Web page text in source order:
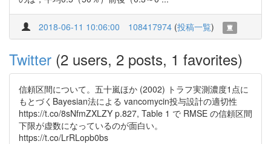
2018-06-11 10:06:00 108417974 (投稿一覧)
Twitter (2 users, 2 posts, 1 favorites)
信頼区間について。五十嵐ほか (2002) トラフ実測濃度1点に
もとづくBayesian法による vancomycin投与設計の適切性
https://t.co/8sNfmZXLZY p.827, Table 1 で RMSE の信頼区間
下限が虚数になっているのが面白い。
https://t.co/LrRLopb0bs